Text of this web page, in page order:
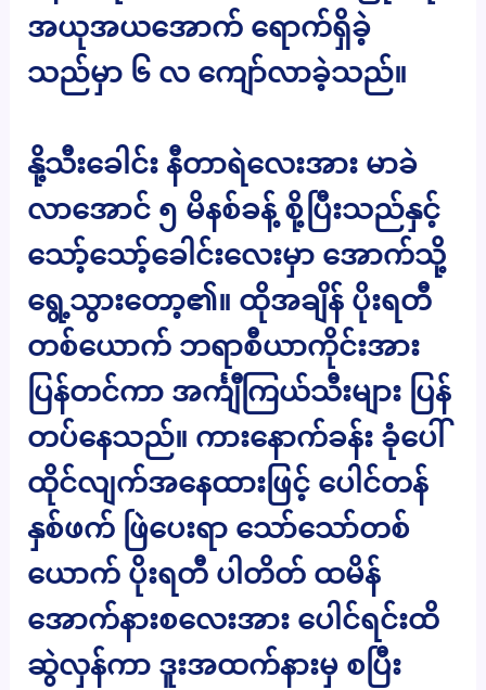
အယုအယအောက် ရောက်ရှိခဲ့
သည်မှာ ၆ လ ကျော်လာခဲ့သည်။
နို့သီးခေါင်း နီတာရဲလေးအား မာခဲ
လာအောင် ၅ မိနစ်ခန့် စို့ပြီးသည်နှင့်
သော့်သော့်ခေါင်းလေးမှာ အောက်သို့
ရွေ့သွားတော့၏။ ထိုအချိန် ပိုးရတီ
တစ်ယောက် ဘရာစီယာကိုင်းအား
ပြန်တင်ကာ အင်္ကျီကြယ်သီးများ ပြန်
တပ်နေသည်။ ကားနောက်ခန်း ခုံပေါ်
ထိုင်လျက်အနေထားဖြင့် ပေါင်တန်
နှစ်ဖက် ဖြဲပေးရာ သော်သော်တစ်
ယောက် ပိုးရတီ ပါတိတ် ထမိန်
အောက်နားစလေးအား ပေါင်ရင်းထိ
ဆွဲလှန်ကာ ဒူးအထက်နားမှ စပြီး